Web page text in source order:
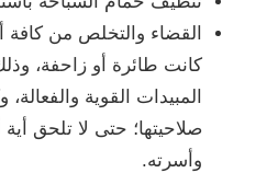
القضاء والتخلص من
كانت طائرة أو زاحفة،
المبيدات القوية
صلاحيتها؛ حتى لا تلحق
وأسرته.